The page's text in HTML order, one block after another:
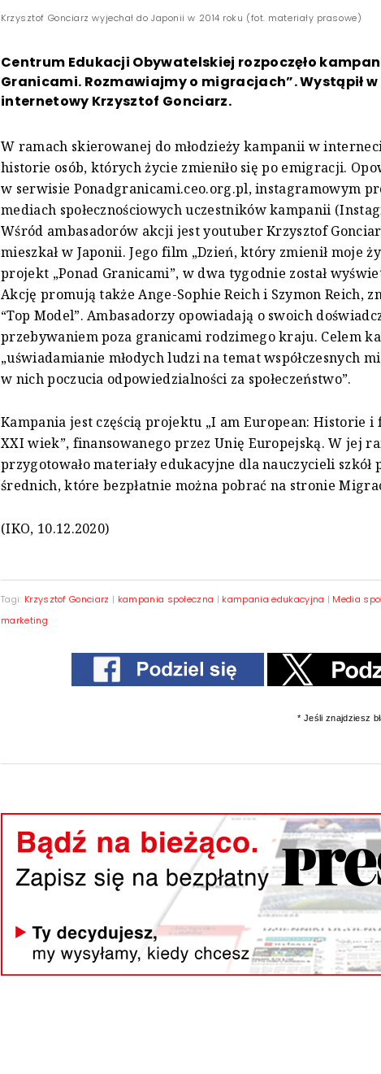
Krzysztof Gonciarz wyjechał do Japonii w 2014 roku (fot. materiały prasowe)
Centrum Edukacji Obywatelskiej rozpoczęło
Granicami. Rozmawiajmy o migracjach”. Wystąpił
internetowy Krzysztof Gonciarz.
W ramach skierowanej do młodzieży kampanii w
historie osób, których życie zmieniło się po emigracji.
w serwisie Ponadgranicami.ceo.org.pl, instagramowym
mediach społecznościowych uczestników kampanii
Wśród ambasadorów akcji jest youtuber Krzysztof
mieszkał w Japonii. Jego film „Dzień, który zmienił moje
projekt „Ponad Granicami”, w dwa tygodnie został
Akcję promują także Ange-Sophie Reich i Szymon Reich,
“Top Model”. Ambasadorzy opowiadają o swoich
przebywaniem poza granicami rodzimego kraju. Celem
„uświadamianie młodych ludzi na temat współczesnych
w nich poczucia odpowiedzialności za społeczeństwo”.
Kampania jest częścią projektu „I am European: Historie
XXI wiek”, finansowanego przez Unię Europejską. W jej
przygotowało materiały edukacyjne dla nauczycieli szkół
średnich, które bezpłatnie można pobrać na stronie
(IKO, 10.12.2020)
Tagi: Krzysztof Gonciarz | kampania społeczna | kampania edukacyjna | Media
marketing
* Jeśli znajdziesz